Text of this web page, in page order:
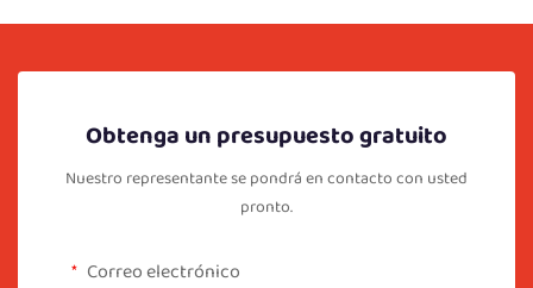
Obtenga un presupuesto gratuito
Nuestro representante se pondrá en contacto con usted
pronto.
Correo electrónico